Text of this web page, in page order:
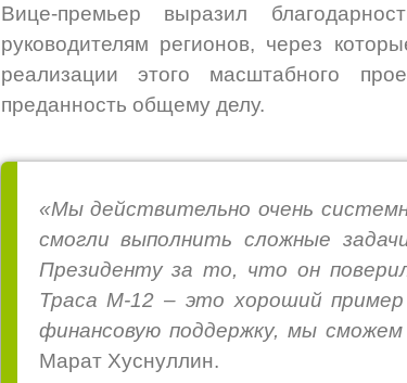
Вице-премьер выразил
руководителям регионов, через
реализации этого масштабного
преданность общему делу.
«Мы действительно очень
смогли выполнить сложные
Президенту за то, что он
Траса М-12 – это хороший
финансовую поддержку, мы
Марат Хуснуллин.